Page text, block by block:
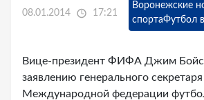
08.01.2014 17:21
Воронежские
спортаФутбол
Вице-президент ФИФА Джим Бойс
заявлению генерального секретаря
Международной федерации